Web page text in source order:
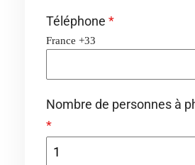
Téléphone *
France +33
Nombre de personnes à
*